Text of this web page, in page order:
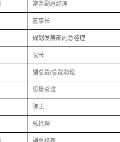
常务副总经理
董事长
规划发展部副总经理
院长
副总裁/总裁助理
质量总监
院长
总经理